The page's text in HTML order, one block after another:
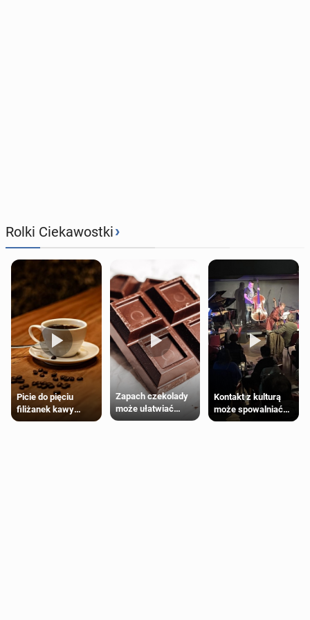
Rolki Ciekawostki›
Picie do pięciu
filiżanek kawy
dziennie jest
Zapach czekolady
może ułatwiać
trening siłowy
Kontakt z kulturą
może spowalniać
starzenie